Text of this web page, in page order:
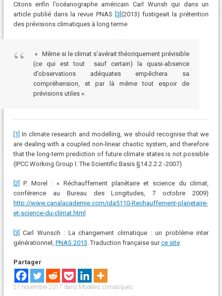
Citons enfin l’océanographe américain Carl Wunsh qui dans un
article publié dans la revue PNAS [3] (2013) fustigeait la prétention
des prévisions climatiques à long terme
« Même si le climat s’avérait théoriquement prévisible
(ce qui est tout sauf certain) la quasi-absence
d’observations adéquates empêchera sa
compréhension, et par là même tout espoir de
prévisions utiles ».
[1] In climate research and modelling, we should recognise that we
are dealing with a coupled non-linear chaotic system, and therefore
that the long-term prediction of future climate states is not possible
(IPCC Working Group I: The Scientific Basis §14.2.2.2 -2007)
[2]
P. Morel : « Réchauffement planétaire et science du climat,
conférence au Bureau des Longitudes, 7 octobre 2009)
http://www.canalacademie.com/ida5110-Rechauffement-planetaire-
et-science-du-climat.html
[3] Carl Wunsch : La changement climatique : un problème inter
générationnel, PNAS 2013 . Traduction française surce site.
Partager
21 novembre 2017 dans Modèles climatiques.